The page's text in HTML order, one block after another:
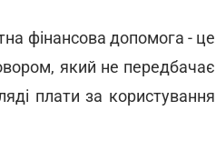
фінансова допомога - це
який не передбачає
плати за користування